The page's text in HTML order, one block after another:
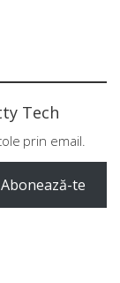
Tech
prin email.
Abonează-te